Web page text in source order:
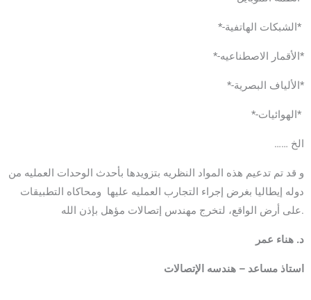
*-الشبكات الهاتفية*
*-الأقمار الاصطناعيه*
*-الألياف البصرية*
*-الهوائيات*
…… الخ
و قد تم تدعيم هذه المواد النظريه بتزويدها بأحدث الوحدات العمليه من
دوله إيطاليا بغرض إجراء التجارب العمليه عليها ومحاكاه التطبيقات
على أرض الواقع، لتخرج مهندس إتصالات مؤهل بإذن الله.
د. هناء عمر
استاذ مساعد – هندسه الإتصالات